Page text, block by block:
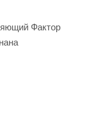
Фактор